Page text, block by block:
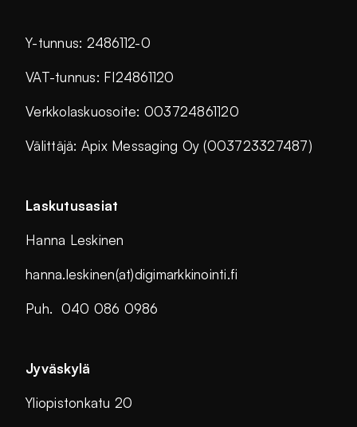
Y-tunnus: 2486112-0
VAT-tunnus: FI24861120
Verkkolaskuosoite: 003724861120
Välittäjä: Apix Messaging Oy (003723327487)
Laskutusasiat
Hanna Leskinen
hanna.leskinen(at)digimarkkinointi.fi
Puh. 040 086 0986
Jyväskylä
Yliopistonkatu 20